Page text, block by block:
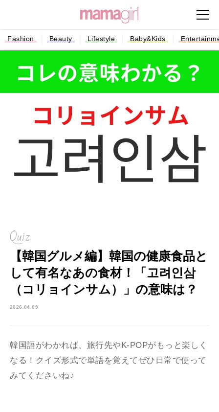
Fashion Beauty Lifestyle Baby&Kids
Quiz
【韓国グルメ編】韓国の健康食品と
して有名なあの食材！「고려인삼
（コリョインサム）」の意味は？
2026.04.09
韓国語がわかれば、旅行先やK-POPがもっと楽しく
なる！クイズ形式で単語を覚えてぜひ日常で使って
みてくださいね♪